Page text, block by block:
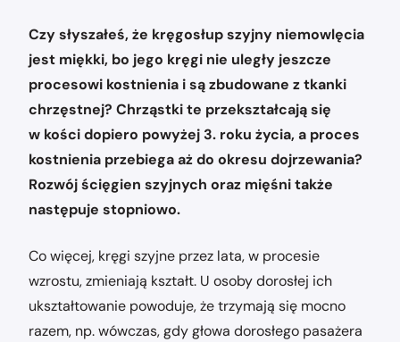
Czy słyszałeś, że kręgosłup szyjny niemowlęcia
jest miękki, bo jego kręgi nie uległy jeszcze
procesowi kostnienia i są zbudowane z tkanki
chrzęstnej? Chrząstki te przekształcają się
w kości dopiero powyżej 3. roku życia, a proces
kostnienia przebiega aż do okresu dojrzewania?
Rozwój ścięgien szyjnych oraz mięśni także
następuje stopniowo.
Co więcej, kręgi szyjne przez lata, w procesie
wzrostu, zmieniają kształt. U osoby dorosłej ich
ukształtowanie powoduje, że trzymają się mocno
razem, np. wówczas, gdy głowa dorosłego pasażera